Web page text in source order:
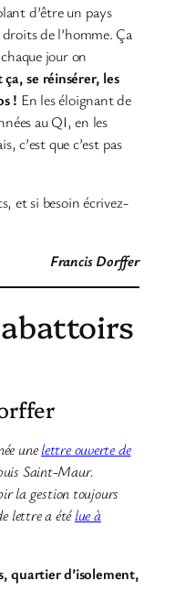
d’être un pays
de l’homme. Ça
jour on
ça, se réinsérer, les
! En les éloignant de
au QI, en les
c’est que c’est pas
et si besoin écrivez-
Francis Dorffer
unelettre ouverte de
Saint-Maur.
la gestion toujours
lettre a étélue à
quartier d’isolement,